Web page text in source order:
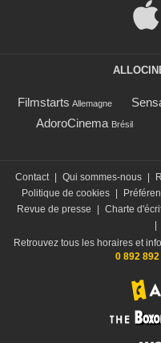
Filmstarts Allemagne
AdoroCinema Brésil
Contact Qui sommes-nous
Politique de cookies
Revue de presse
Charte
Retrouvez tous les horaires et
0 892